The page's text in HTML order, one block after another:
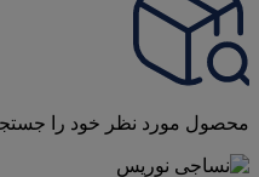
محصول مورد نظر خود را